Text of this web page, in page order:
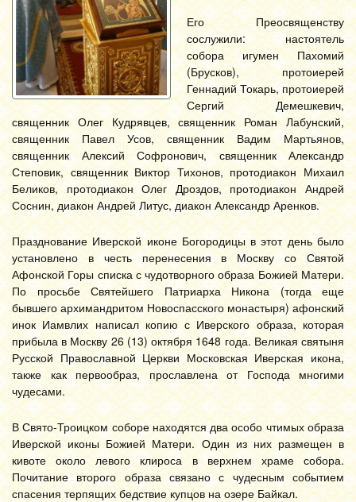
Его Преосвященству
сослужили: настоятель
собора игумен Пахомий
(Брусков), протоиерей
Геннадий Токарь, протоиерей
Сергий Демешкевич,
священник Олег Кудрявцев, священник Роман Лабунский,
священник Павел Усов, священник Вадим Мартьянов,
священник Алексий Софронович, священник Александр
Степовик, священник Виктор Тихонов, протодиакон Михаил
Беликов, протодиакон Олег Дроздов, протодиакон Андрей
Соснин, диакон Андрей Литус, диакон Александр Аренков.
Празднование Иверской иконе Богородицы в этот день было
установлено в честь перенесения в Москву со Святой
Афонской Горы списка с чудотворного образа Божией Матери.
По просьбе Святейшего Патриарха Никона (тогда еще
бывшего архимандритом Новоспасского монастыря) афонский
инок Иамвлих написал копию с Иверского образа, которая
прибыла в Москву 26 (13) октября 1648 года. Великая святыня
Русской Православной Церкви Московская Иверская икона,
также как первообраз, прославлена от Господа многими
чудесами.
В Свято-Троицком соборе находятся два особо чтимых образа
Иверской иконы Божией Матери. Один из них размещен в
кивоте около левого клироса в верхнем храме собора.
Почитание второго образа связано с чудесным событием
спасения терпящих бедствие купцов на озере Байкал.